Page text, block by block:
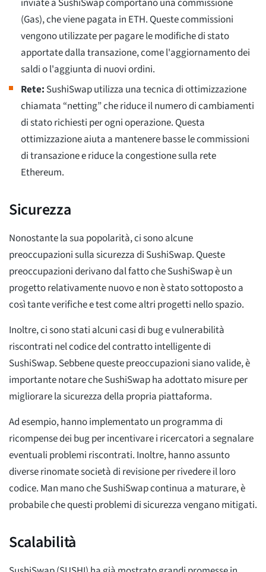
inviate a SushiSwap comportano una commissione
(Gas), che viene pagata in ETH. Queste commissioni
vengono utilizzate per pagare le modifiche di stato
apportate dalla transazione, come l'aggiornamento dei
saldi o l'aggiunta di nuovi ordini.
Rete: SushiSwap utilizza una tecnica di ottimizzazione
chiamata “netting” che riduce il numero di cambiamenti
di stato richiesti per ogni operazione. Questa
ottimizzazione aiuta a mantenere basse le commissioni
di transazione e riduce la congestione sulla rete
Ethereum.
Sicurezza
Nonostante la sua popolarità, ci sono alcune
preoccupazioni sulla sicurezza di SushiSwap. Queste
preoccupazioni derivano dal fatto che SushiSwap è un
progetto relativamente nuovo e non è stato sottoposto a
così tante verifiche e test come altri progetti nello spazio.
Inoltre, ci sono stati alcuni casi di bug e vulnerabilità
riscontrati nel codice del contratto intelligente di
SushiSwap. Sebbene queste preoccupazioni siano valide, è
importante notare che SushiSwap ha adottato misure per
migliorare la sicurezza della propria piattaforma.
Ad esempio, hanno implementato un programma di
ricompense dei bug per incentivare i ricercatori a segnalare
eventuali problemi riscontrati. Inoltre, hanno assunto
diverse rinomate società di revisione per rivedere il loro
codice. Man mano che SushiSwap continua a maturare, è
probabile che questi problemi di sicurezza vengano mitigati.
Scalabilità